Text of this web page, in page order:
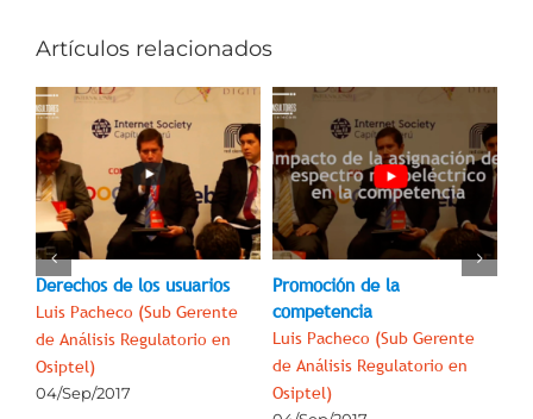
Artículos relacionados
Derechos de los usuarios
Luis Pacheco (Sub Gerente
de Análisis Regulatorio en
Osiptel)
04/Sep/2017
Promoción de la
competencia
Luis Pacheco (Sub Gerente
de Análisis Regulatorio en
Osiptel)